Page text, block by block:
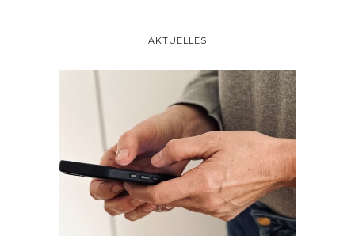
AKTUELLES